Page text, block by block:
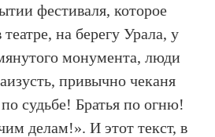
фестиваля, которое
на берегу Урала, у
монумента, люди
привычно чеканя
судьбе! Братья по огню!
делам!». И этот текст, в